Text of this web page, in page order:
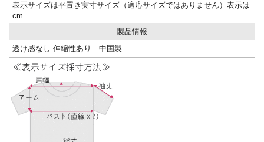
表示サイズは平置き実寸サイズ（適応サイズではありません）表示は
cm
製品情報
透け感なし 伸縮性あり 中国製